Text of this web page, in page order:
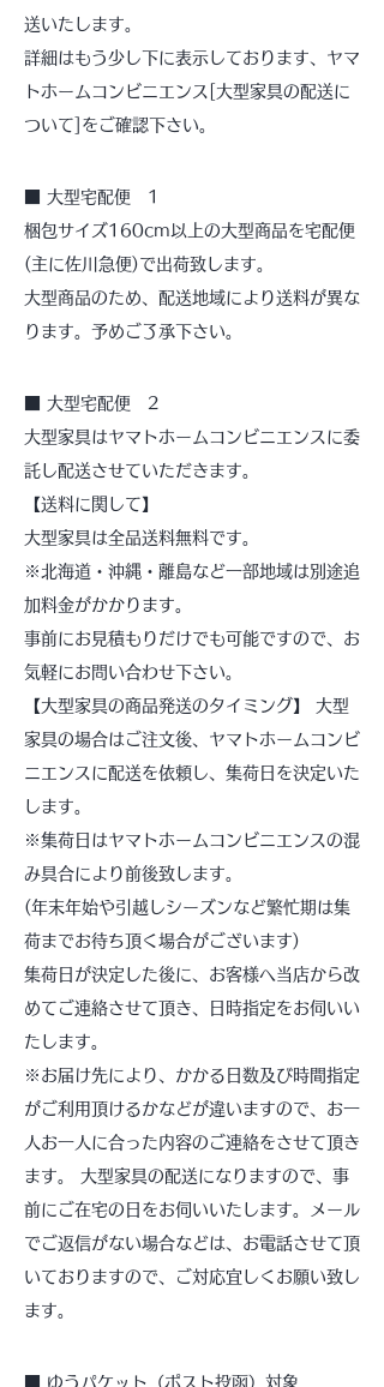
送いたします。
詳細はもう少し下に表示しております、ヤマ
トホームコンビニエンス[大型家具の配送に
ついて]をご確認下さい。
■ 大型宅配便 1
梱包サイズ160cm以上の大型商品を宅配便
(主に佐川急便)で出荷致します。
大型商品のため、配送地域により送料が異な
ります。予めご了承下さい。
■ 大型宅配便 2
大型家具はヤマトホームコンビニエンスに委
託し配送させていただきます。
【送料に関して】
大型家具は全品送料無料です。
※北海道・沖縄・離島など一部地域は別途追
加料金がかかります。
事前にお見積もりだけでも可能ですので、お
気軽にお問い合わせ下さい。
【大型家具の商品発送のタイミング】 大型
家具の場合はご注文後、ヤマトホームコンビ
ニエンスに配送を依頼し、集荷日を決定いた
します。
※集荷日はヤマトホームコンビニエンスの混
み具合により前後致します。
(年末年始や引越しシーズンなど繁忙期は集
荷までお待ち頂く場合がございます)
集荷日が決定した後に、お客様へ当店から改
めてご連絡させて頂き、日時指定をお伺いい
たします。
※お届け先により、かかる日数及び時間指定
がご利用頂けるかなどが違いますので、お一
人お一人に合った内容のご連絡をさせて頂き
ます。 大型家具の配送になりますので、事
前にご在宅の日をお伺いいたします。メール
でご返信がない場合などは、お電話させて頂
いておりますので、ご対応宜しくお願い致し
ます。
■ ゆうパケット（ポスト投函）対象